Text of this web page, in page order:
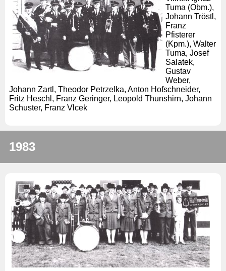
Tuma (Obm.),
Johann Tröstl,
Franz
Pfisterer
(Kpm.), Walter
Tuma, Josef
Salatek,
Gustav
Weber,
Johann Zartl, Theodor Petrzelka, Anton Hofschneider,
Fritz Heschl, Franz Geringer, Leopold Thunshirn, Johann
Schuster, Franz Vlcek
1983